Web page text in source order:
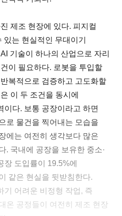
제조 현장에 있다. 피지컬
는 현실적인 무대이기
기술이 하나의 산업으로 자리
이 필요하다. 로봇을 투입할
복적으로 검증하고 고도화할
이 두 조건을 동시에
이다. 보통 공장이라고 하면
로 물건을 찍어내는 모습을
에는 여전히 생각보다 많은
. 국내에 공장을 보유한 중소·
장 도입률이 19.5%에
같은 현실을 뒷받침한다.
기 어려운 비정형 작업, 즉
온 공정들이 여전히 제조 현장